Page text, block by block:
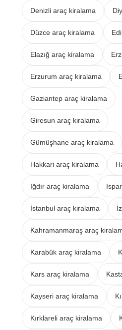
Denizli araç kiralama
Düzce araç kiralama
Elazığ araç kiralama
Erzurum araç kiralama
Gaziantep araç kiralama
Giresun araç kiralama
Gümüşhane araç kiralama
Hakkari araç kiralama
Iğdır araç kiralama
İstanbul araç kiralama
Kahramanmaraş araç
Karabük araç kiralama
Kars araç kiralama
Kayseri araç kiralama
Kırklareli araç kiralama